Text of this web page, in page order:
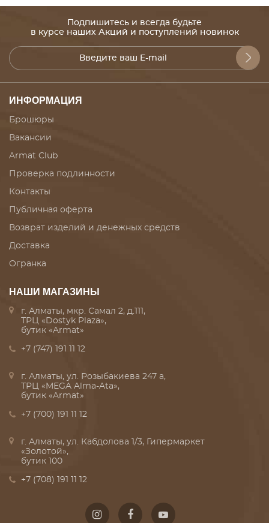
Подпишитесь и всегда будьте
в курсе наших Акций и поступлений новинок
ИНФОРМАЦИЯ
Брошюры
Вакансии
Armat Club
Проверка подлинности
Контакты
Публичная оферта
Возврат изделий и денежных средств
Доставка
Огранка
НАШИ МАГАЗИНЫ
г. Алматы, мкр. Самал 2, д.111,
ТРЦ «Dostyk Plaza»,
бутик «Armat»
+7 (747) 191 11 12
г. Алматы, ул. Розыбакиева 247 а,
ТРЦ «MEGA Alma-Ata»,
бутик «Armat»
+7 (700) 191 11 12
г. Алматы, ул. Кабдолова 1/3, Гипермаркет
«Золотой»,
бутик 100
+7 (708) 191 11 12